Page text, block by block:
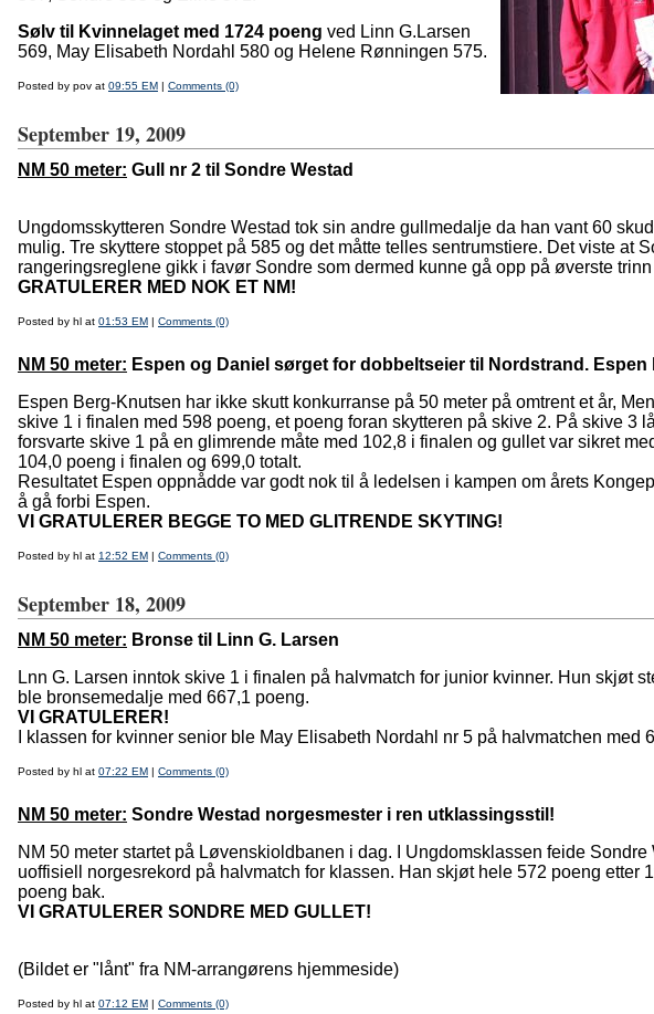
Sølv til Kvinnelaget med 1724 poeng ved Linn G.Larsen
569, May Elisabeth Nordahl 580 og Helene Rønningen 575.
Posted by pov at 09:55 EM | Comments (0)
September 19, 2009
NM 50 meter: Gull nr 2 til Sondre Westad
Ungdomsskytteren Sondre Westad tok sin andre gullmedalje da han vant 60
mulig. Tre skyttere stoppet på 585 og det måtte telles sentrumstiere. Det viste at
rangeringsreglene gikk i favør Sondre som dermed kunne gå opp på øverste
GRATULERER MED NOK ET NM!
Posted by hl at 01:53 EM | Comments (0)
NM 50 meter: Espen og Daniel sørget for dobbeltseier til Nordstrand.
Espen Berg-Knutsen har ikke skutt konkurranse på 50 meter på omtrent et år,
skive 1 i finalen med 598 poeng, et poeng foran skytteren på skive 2. På skive
forsvarte skive 1 på en glimrende måte med 102,8 i finalen og gullet var sikret
104,0 poeng i finalen og 699,0 totalt.
Resultatet Espen oppnådde var godt nok til å ledelsen i kampen om årets
å gå forbi Espen.
VI GRATULERER BEGGE TO MED GLITRENDE SKYTING!
Posted by hl at 12:52 EM | Comments (0)
September 18, 2009
NM 50 meter: Bronse til Linn G. Larsen
Lnn G. Larsen inntok skive 1 i finalen på halvmatch for junior kvinner. Hun skjøt
ble bronsemedalje med 667,1 poeng.
VI GRATULERER!
I klassen for kvinner senior ble May Elisabeth Nordahl nr 5 på halvmatchen med
Posted by hl at 07:22 EM | Comments (0)
NM 50 meter: Sondre Westad norgesmester i ren utklassingsstil!
NM 50 meter startet på Løvenskioldbanen i dag. I Ungdomsklassen feide
uoffisiell norgesrekord på halvmatch for klassen. Han skjøt hele 572 poeng
poeng bak.
VI GRATULERER SONDRE MED GULLET!
(Bildet er "lånt" fra NM-arrangørens hjemmeside)
Posted by hl at 07:12 EM | Comments (0)